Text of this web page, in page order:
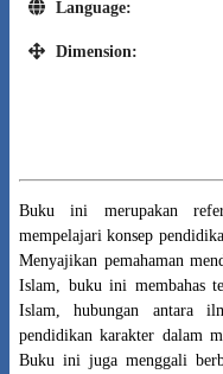
Language:
Dimension:
Buku ini merupakan
mempelajari konsep
Menyajikan pemahaman
Islam, buku ini membahas
Islam, hubungan antara
pendidikan karakter dalam
Buku ini juga menggali